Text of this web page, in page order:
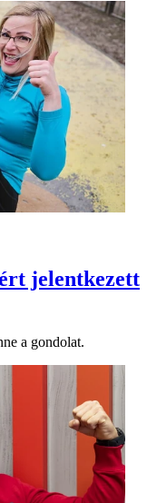
jelentkezett
a gondolat.